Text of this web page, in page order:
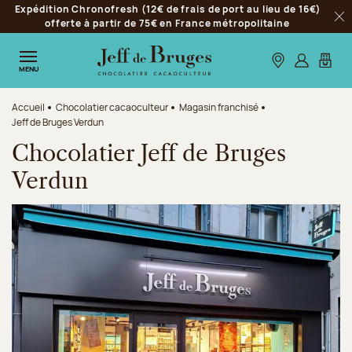
Aller à la navigation
Aller au contenu principal
Aller au pied de page
Expédition Chronofresh (12€ de frais de port au lieu de 16€)
offerte à partir de 75€ en France métropolitaine
MENU Nos boutiques
S’identifier
Mon
Accueil Chocolatier cacaoculteur
Magasin franchisé
Jeff de Bruges Verdun
Chocolatier Jeff de Bruges
Verdun